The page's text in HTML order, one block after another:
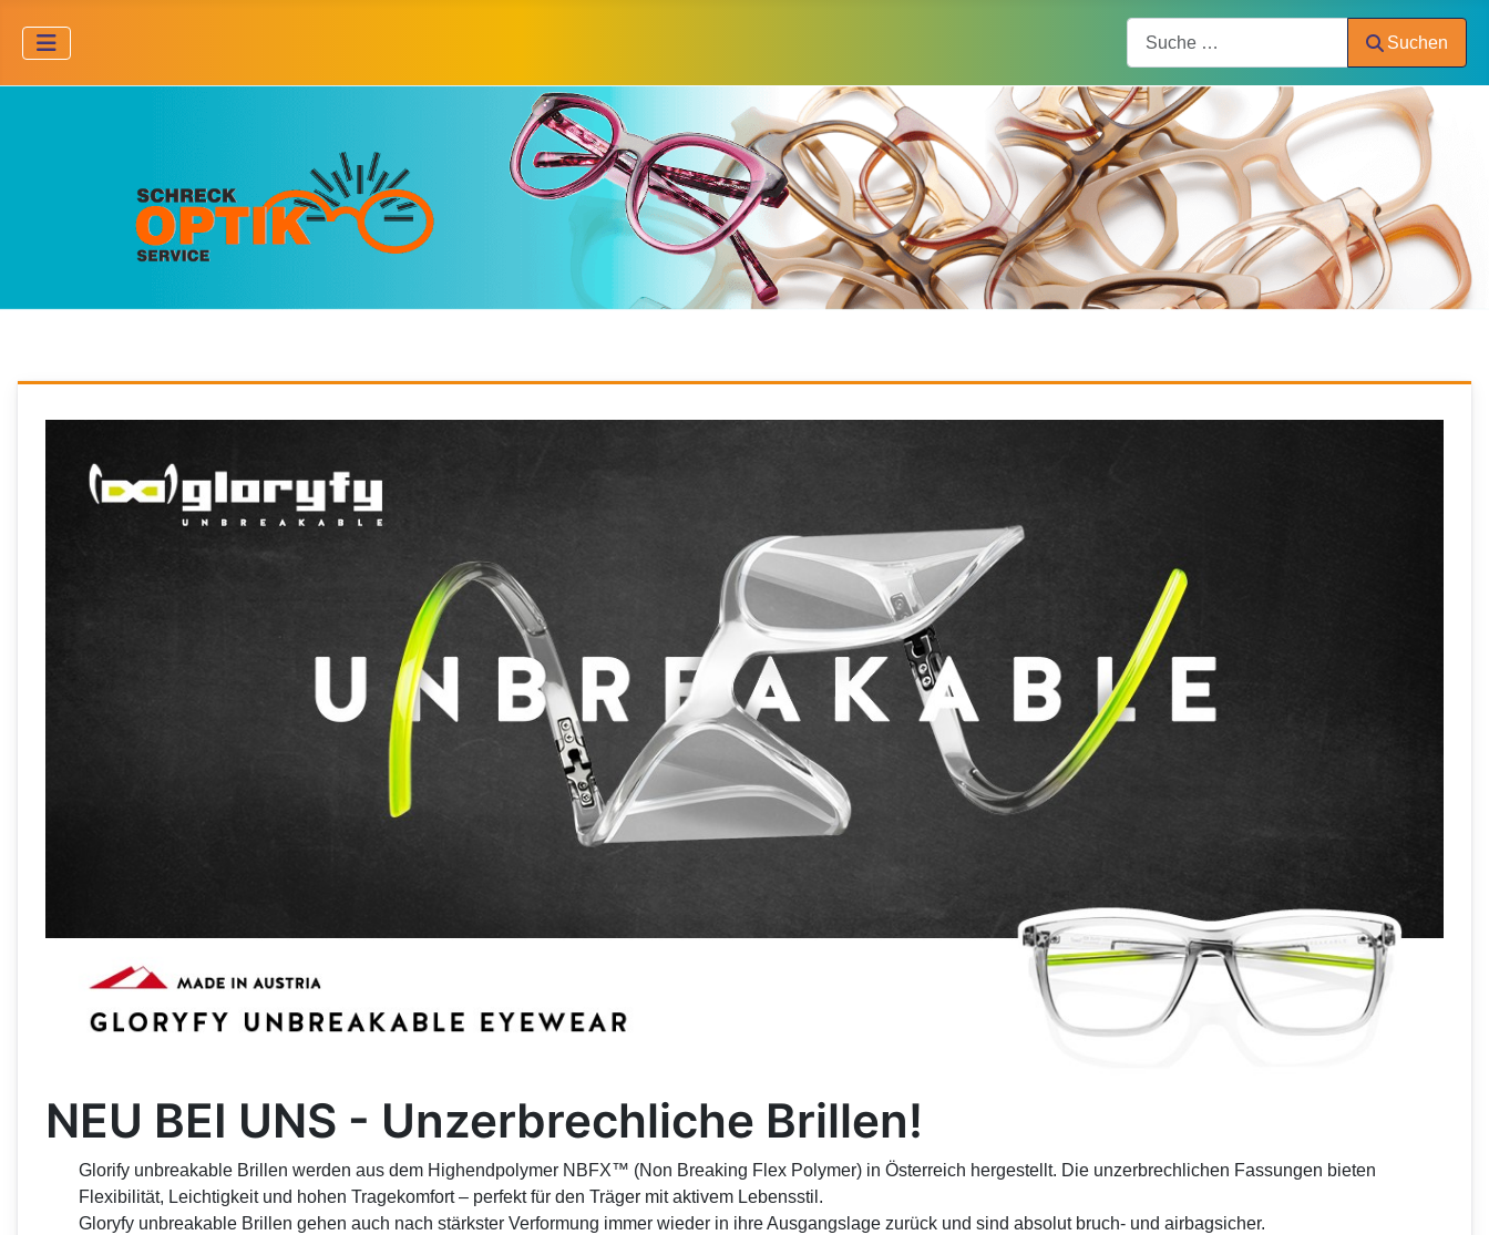
Suchen
NEU BEI UNS - Unzerbrechliche Brillen!
Glorify unbreakable Brillen werden aus dem Highendpolymer NBFX™ (Non Breaking Flex Polymer) in Österreich hergestellt. Die unzerbrechlichen Fassungen bieten
Flexibilität, Leichtigkeit und hohen Tragekomfort – perfekt für den Träger mit aktivem Lebensstil.
Gloryfy unbreakable Brillen gehen auch nach stärkster Verformung immer wieder in ihre Ausgangslage zurück und sind absolut bruch- und airbagsicher.